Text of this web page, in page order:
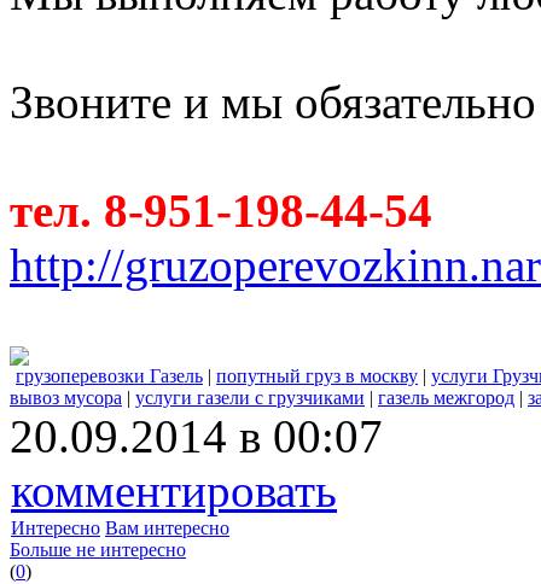
Звоните и мы
тел. 8-951-198-44-54
http://
грузоперевозки Газель | попутный груз в москву | услуги
вывоз мусора | услуги газели с грузчиками | газель межгород |
20.09.2014 в 00:07
комментировать
Интересно Вам интересно
Больше не интересно
(0)